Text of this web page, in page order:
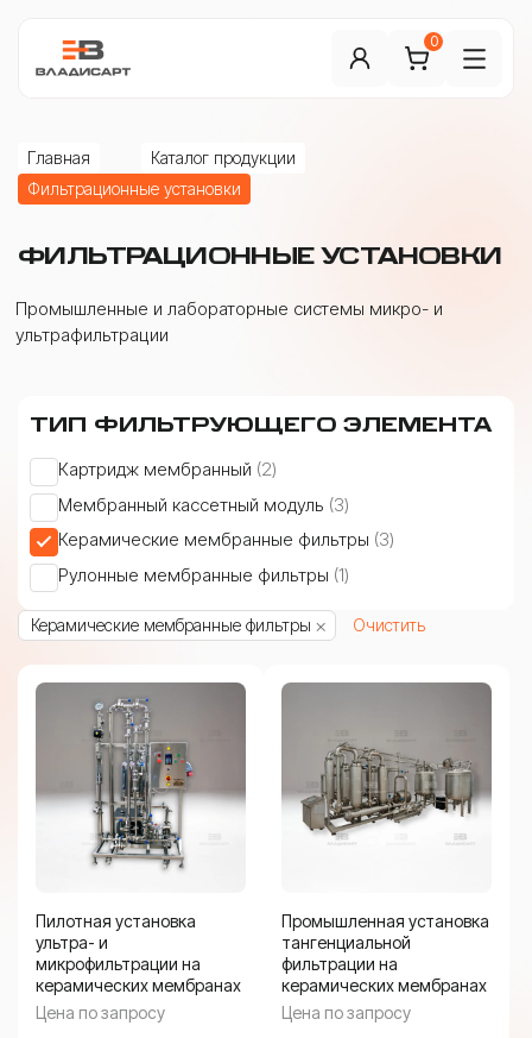
0
Главная
Каталог продукции
Фильтрационные установки
ФИЛЬТРАЦИОННЫЕ УСТАНОВКИ
Промышленные и лабораторные системы микро- и
ультрафильтрации
ТИП ФИЛЬТРУЮЩЕГО ЭЛЕМЕНТА
Картридж мембранный 22
Мембранный кассетный модуль 33
Керамические мембранные фильтры 33
Рулонные мембранные фильтры 11
Керамические мембранные фильтры × Очистить
Пилотная установка
ультра- и
микрофильтрации на
керамических мембранах
Цена по запросу
Промышленная установка
тангенциальной
фильтрации на
керамических мембранах
Цена по запросу